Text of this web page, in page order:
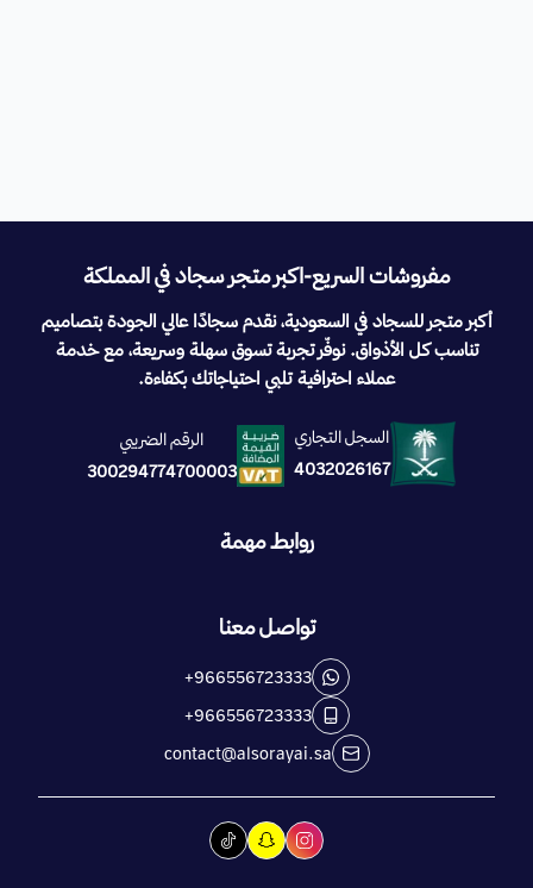
مفروشات السريع-اكبر متجر سجاد في المملكة
أكبر متجر للسجاد في السعودية، نقدم سجادًا عالي الجودة بتصاميم
تناسب كل الأذواق. نوفّر تجربة تسوق سهلة وسريعة، مع خدمة
عملاء احترافية تلبي احتياجاتك بكفاءة.
السجل التجاري
4032026167
الرقم الضريبي
300294774700003
روابط مهمة
تواصل معنا
+966556723333
+966556723333
contact@alsorayai.sa